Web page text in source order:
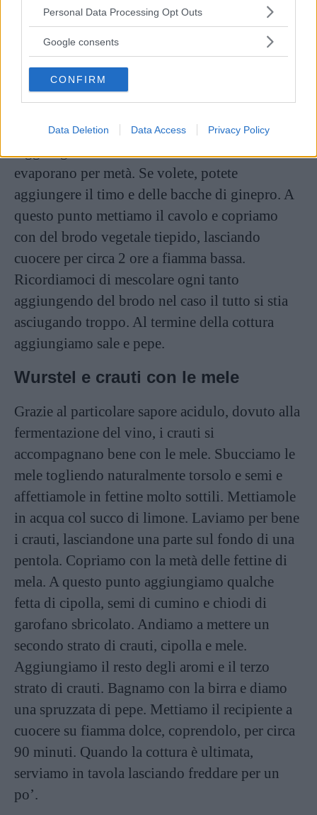
Please note that this website/app uses one or more Google
not limited to your visit or usage behaviour. You may click to
use your data for below specified purposes in below Google
consent section.
Personal Data Processing Opt Outs
Google consents
CONFIRM
Data Deletion Data Access Privacy Policy
Wurstel e crauti in umido
Per preparare dei crauti in umido è possibile
seguire una ricetta semplice e veloce. Puliamo il
cavolo tagliandolo a strisce sottili. Scaldiamo
insaporire cipolla e pancetta tritate.
evaporano per metà. Se volete, potete
aggiungere il timo e delle bacche di ginepro. A
questo punto mettiamo il cavolo e copriamo
con del brodo vegetale tiepido, lasciando
cuocere per circa 2 ore a fiamma bassa.
Ricordiamoci di mescolare ogni tanto
aggiungendo del brodo nel caso il tutto si stia
asciugando troppo. Al termine della cottura
aggiungiamo sale e pepe.
Wurstel e crauti con le mele
Grazie al particolare sapore acidulo, dovuto alla
fermentazione del vino, i crauti si
accompagnano bene con le mele. Sbucciamo le
mele togliendo naturalmente torsolo e semi e
affettiamole in fettine molto sottili. Mettiamole
in acqua col succo di limone. Laviamo per bene
i crauti, lasciandone una parte sul fondo di una
pentola. Copriamo con la metà delle fettine di
mela. A questo punto aggiungiamo qualche
fetta di cipolla, semi di cumino e chiodi di
garofano sbricolato. Andiamo a mettere un
secondo strato di crauti, cipolla e mele.
Aggiungiamo il resto degli aromi e il terzo
strato di crauti. Bagnamo con la birra e diamo
una spruzzata di pepe. Mettiamo il recipiente a
cuocere su fiamma dolce, coprendolo, per circa
90 minuti. Quando la cottura è ultimata,
serviamo in tavola lasciando freddare per un
po’.